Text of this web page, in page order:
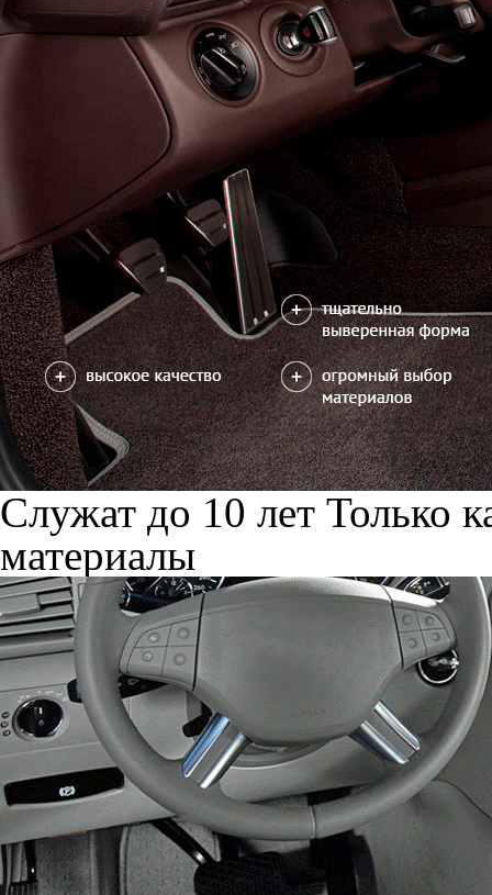
Служат до 10 лет Только
материалы